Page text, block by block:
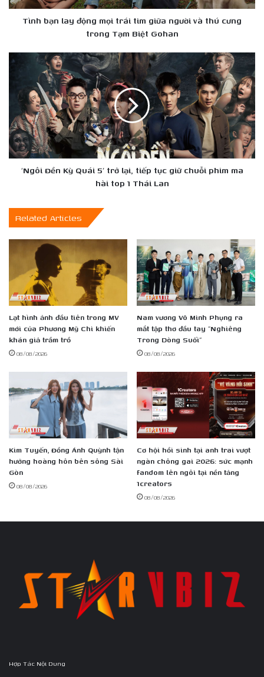
người
Gohan
Tình bạn lay động mọi trái tim giữa người và thú cưng
trong Tạm Biệt Gohan
‘Ngôi
Đền
Quái
trở
lại,
tiếp
tục
ma
hài
Thái
‘Ngôi Đền Kỳ Quái 5’ trở lại, tiếp tục giữ chuỗi phim ma
hài top 1 Thái Lan
Related Articles
Lạt hình ảnh đầu tiên trong MV
mới của Phương Mỹ Chi khiến
khán giả trầm trồ
08/08/2026
Nam vương Võ Minh Phụng ra
mắt tập thơ đầu tay “Nghiêng
Trong Dòng Suối”
08/08/2026
Kim Tuyến, Đồng Ánh Quỳnh tận
hưởng hoàng hôn bên sông Sài
Gòn
08/08/2026
Cơ hội hồi sinh tại anh trai vượt
ngàn chông gai 2026: sức mạnh
fandom lên ngôi tại nền tảng
1creators
08/08/2026
Hợp Tác Nội Dung